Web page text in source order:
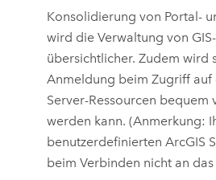
Konsolidierung von Portal-
wird die Verwaltung von
übersichtlicher. Zudem wird
Anmeldung beim Zugriff
Server-Ressourcen bequem
werden kann. (Anmerkung:
benutzerdefiniertenArcGIS
beim Verbinden nicht an